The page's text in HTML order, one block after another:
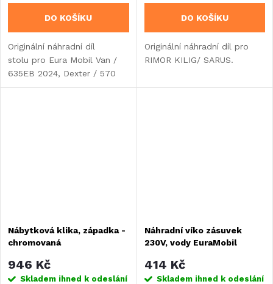
DO KOŠÍKU
Originální náhradní díl
stolu pro Eura Mobil Van /
635EB 2024, Dexter / 570
2023.
DO KOŠÍKU
Originální náhradní díl pro
RIMOR KILIG/ SARUS.
Nábytková klika, západka -
chromovaná
946 Kč
Skladem ihned k odeslání
Náhradní víko zásuvek
230V, vody EuraMobil
414 Kč
Skladem ihned k odeslání